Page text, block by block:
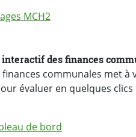
MCH2
interactif des finances
finances communales met
évaluer en quelques clics
de bord